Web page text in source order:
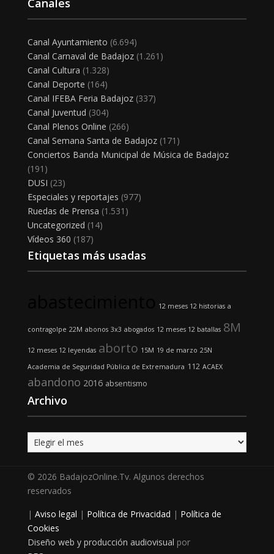
Canales
Canal Ayuntamiento (6.694)
Canal Carnaval de Badajoz(1.261)
Canal Cultura (1.328)
Canal Deporte (164)
Canal IFEBA Feria Badajoz(337)
Canal Juventud (304)
Canal Plenos Online (266)
Canal Semana Santa de Badajoz(171)
Conciertos Banda Municipal de Música de Badajoz
(191)
DUSI (23)
Especiales y reportajes (977)
Ruedas de Prensa (1.531)
Uncategorized (14)
Vídeos 360 (187)
Etiquetas más usadas
12 meses 12 historias a
contragolpe 22M abonos 3x3 abogados 12 meses 12 batallas 8M
12 meses 12 leyendas aborto 15M 19 de marzo 25N
Academia de Seguridad Pública de Extremadura 112 ACAEX
abandono 2016 absentismo
Archivo
Archivo
© 2026 BadajozOnline.Tv. Algunos derechos
reservados
| Aviso legal | Política de Privacidad | Política de
Cookies
Diseño web y producción audiovisual por